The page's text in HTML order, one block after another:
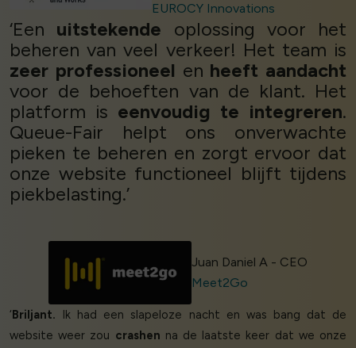
EUROCY Innovations
‘Een uitstekende oplossing voor het
beheren van veel verkeer! Het team is
zeer professioneel en heeft aandacht
voor de behoeften van de klant. Het
platform is eenvoudig te integreren.
Queue-Fair helpt ons onverwachte
pieken te beheren en zorgt ervoor dat
onze website functioneel blijft tijdens
piekbelasting.’
Juan Daniel A - CEO
Meet2Go
‘ Briljant. Ik had een slapeloze nacht en was bang dat de
website weer zou crashen na de laatste keer dat we onze